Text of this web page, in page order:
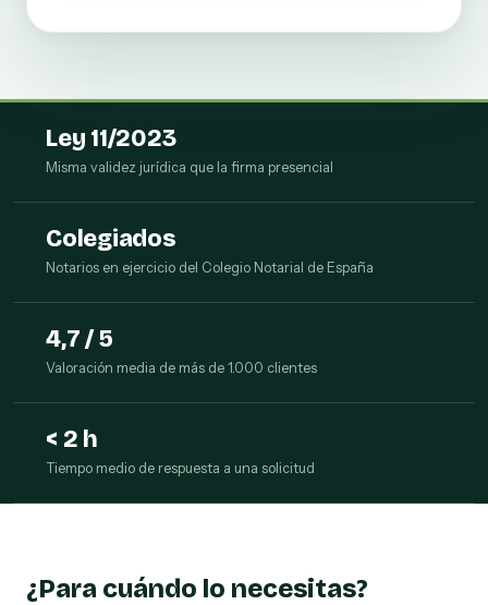
Ley 11/2023
Misma validez jurídica que la firma presencial
Colegiados
Notarios en ejercicio del Colegio Notarial de España
4,7 / 5
Valoración media de más de 1.000 clientes
< 2 h
Tiempo medio de respuesta a una solicitud
¿Para cuándo lo necesitas?